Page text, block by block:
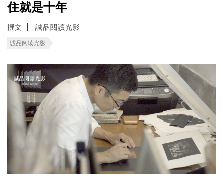
住就是十年
撰文 誠品閱讀光影
诚品阅读光影